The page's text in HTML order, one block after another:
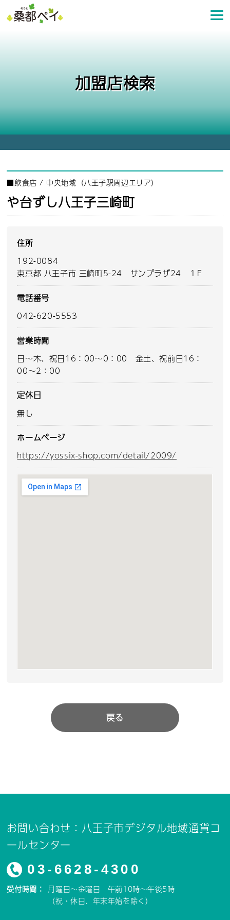
ン
プ
加盟店検索
■飲食店 / 中央地域（八王子駅周辺エリア）
や台ずし八王子三崎町
住所
192-0084
東京都 八王子市 三崎町5-24 サンプラザ24 １F
電話番号
042-620-5553
営業時間
日～木、祝日16：00～0：00 金土、祝前日16：
00～2：00
定休日
無し
ホームページ
https://yossix-shop.com/detail/2009/
戻る
お問い合わせ：八王子市デジタル地域通貨コ
ールセンター
03-6628-4300
受付時間： 月曜日～金曜日 午前10時～午後5時
（祝・休日、年末年始を除く）